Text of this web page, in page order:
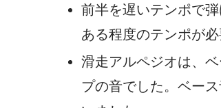
前半を遅いテンポで
ある程度のテンポが必
滑走アルペジオは、
プの音でした。ベー